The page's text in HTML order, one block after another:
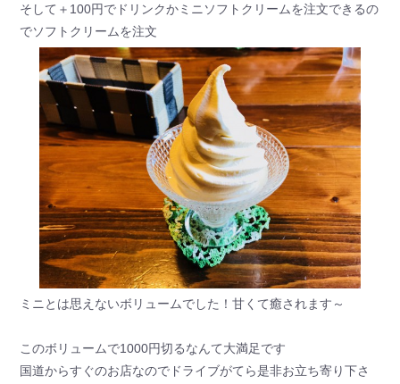
そして＋100円でドリンクかミニソフトクリームを注文できるの
でソフトクリームを注文
ミニとは思えないボリュームでした！甘くて癒されます～
このボリュームで1000円切るなんて大満足です
国道からすぐのお店なのでドライブがてら是非お立ち寄り下さ